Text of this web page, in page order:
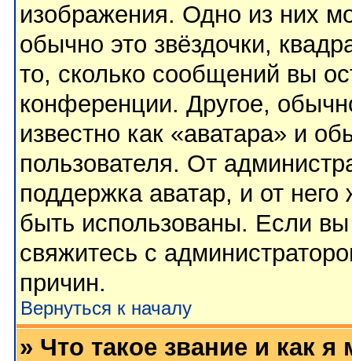
изображения. Одно из них
обычно это звёздочки,
то, сколько сообщений вы
конференции. Другое,
известно как «аватара» и
пользователя. От
поддержка аватар, и от него
быть использованы. Если
свяжитесь с
причин.
Вернуться к началу
» Что такое звание и как я